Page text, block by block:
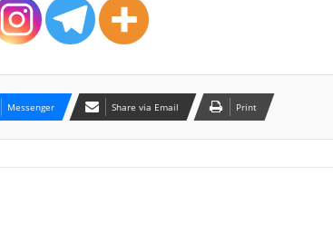
Messenger Share via Email Print